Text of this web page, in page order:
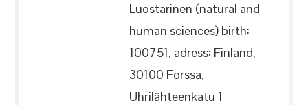
Luostarinen (natural and
human sciences) birth:
100751, adress: Finland,
30100 Forssa,
Uhrilähteenkatu 1